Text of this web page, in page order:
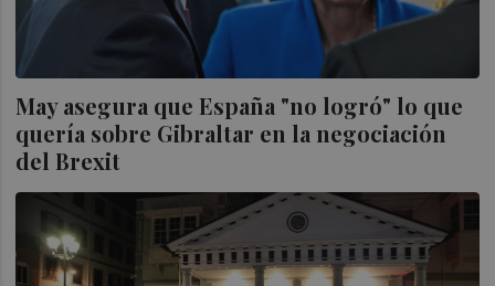
May asegura que España "no logró" lo que
quería sobre Gibraltar en la negociación
del Brexit